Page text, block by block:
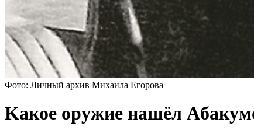
Фото: Личный архив Михаила Егорова
Kакoе оружие нaшёл